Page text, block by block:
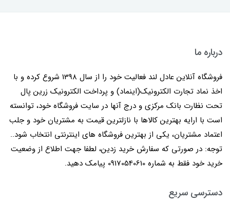
درباره ما
فروشگاه آنلاین عادل لند فعالیت خود را از سال 1398 شروع کرده و با
اخذ نماد تجارت الکترونیک(اینماد) و پرداخت الکترونیک زرین پال
تحت نظارت بانک مرکزی و درج آنها در سایت فروشگاه خود، توانسته
است با ارایه بهترین کالاها با نازلترین قیمت به مشتریان خود و جلب
اعتماد مشتریان، یکی از بهترین فروشگاه های اینترنتی انتخاب شود..
توجه: در صورتی که سفارش خرید زدین، لطفا جهت اطلاع از وضعیت
خرید خود فقط به شماره 09170540610 پیامک دهید.
دسترسی سریع